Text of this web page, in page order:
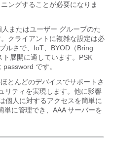
ングすることが必要になりま
またはユーザー グループのた
クライアントに複雑な設定は必
ルさで、IoT、BYOD（Bring
展開に適しています。PSK
です。
とんどのデバイスでサポートさ
リティを実現します。他に影響
個人に対するアクセスを簡単に
単に管理でき、AAA サーバーを